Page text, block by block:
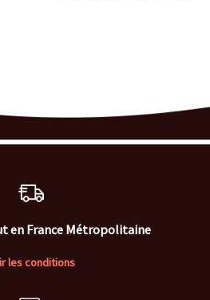
en France Métropolitaine
les conditions